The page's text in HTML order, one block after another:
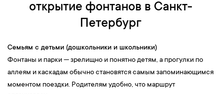
открытие фонтанов в Санкт-
Петербург
Семьям с детьми (дошкольники и школьники)
Фонтаны и парки — зрелищно и понятно детям, а прогулки по
аллеям и каскадам обычно становятся самым запоминающимся
моментом поездки. Родителям удобно, что маршрут